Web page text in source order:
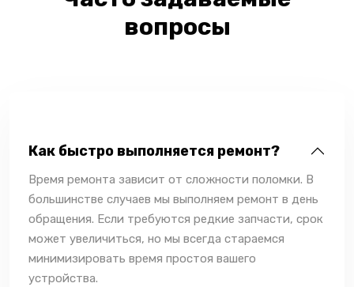
вопросы
Как быстро выполняется ремонт?
Время ремонта зависит от сложности поломки. В
большинстве случаев мы выполняем ремонт в день
обращения. Если требуются редкие запчасти, срок
может увеличиться, но мы всегда стараемся
минимизировать время простоя вашего
устройства.